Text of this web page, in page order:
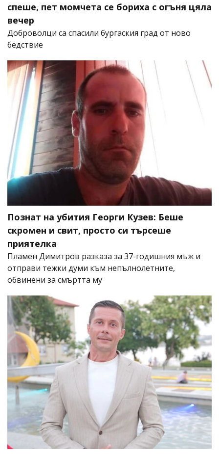
спеше, пет момчета се бориха с огъня цяла
вечер
Доброволци са спасили бургаския град от ново
бедствие
Познат на убития Георги Кузев: Беше
скромен и свит, просто си търсеше
приятелка
Пламен Димитров разказа за 37-годишния мъж и
отправи тежки думи към непълнолетните,
обвинени за смъртта му